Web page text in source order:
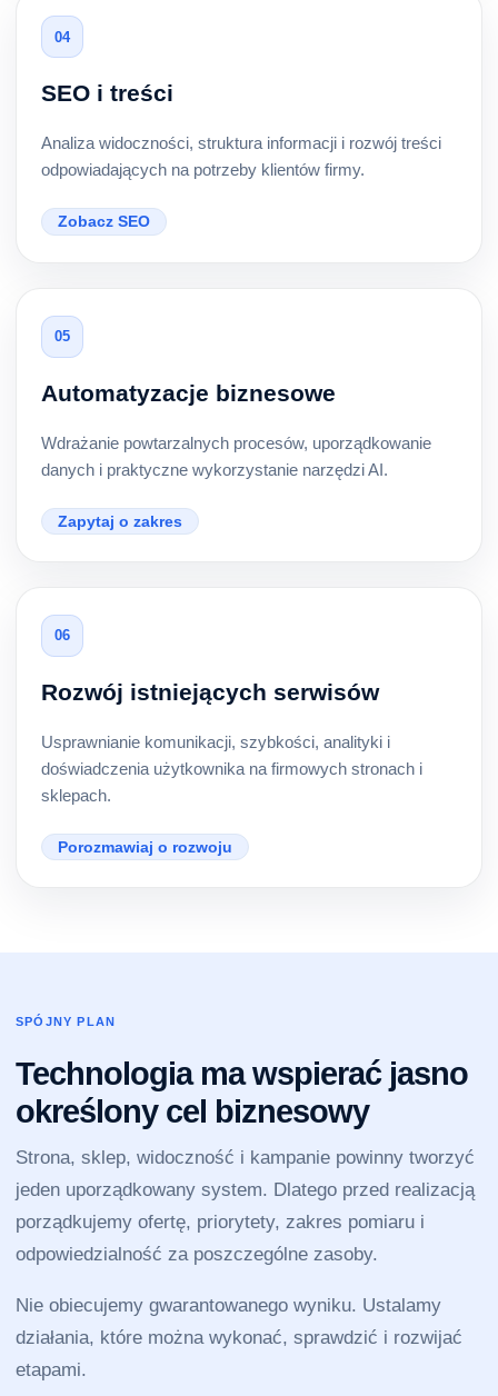
04
SEO i treści
Analiza widoczności, struktura informacji i rozwój treści
odpowiadających na potrzeby klientów firmy.
Zobacz SEO
05
Automatyzacje biznesowe
Wdrażanie powtarzalnych procesów, uporządkowanie
danych i praktyczne wykorzystanie narzędzi AI.
Zapytaj o zakres
06
Rozwój istniejących serwisów
Usprawnianie komunikacji, szybkości, analityki i
doświadczenia użytkownika na firmowych stronach i
sklepach.
Porozmawiaj o rozwoju
SPÓJNY PLAN
Technologia ma wspierać jasno
określony cel biznesowy
Strona, sklep, widoczność i kampanie powinny tworzyć
jeden uporządkowany system. Dlatego przed realizacją
porządkujemy ofertę, priorytety, zakres pomiaru i
odpowiedzialność za poszczególne zasoby.
Nie obiecujemy gwarantowanego wyniku. Ustalamy
działania, które można wykonać, sprawdzić i rozwijać
etapami.